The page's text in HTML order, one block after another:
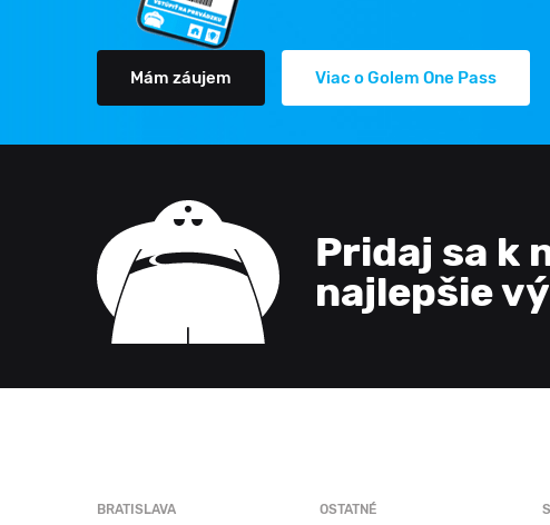
Mám záujem Viac o Golem One Pass
Pridaj sa k
najlepšie
BRATISLAVA OSTATNÉ